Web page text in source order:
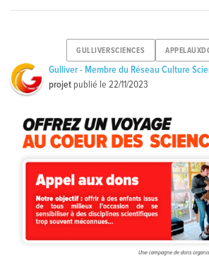
GULLIVERSCIENCES
Gulliver - Membre du Réseau Culture
projet publié le22/11/2023